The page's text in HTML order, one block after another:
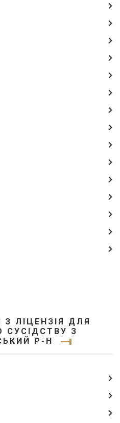
ЛІЦЕНЗІЯ ДЛЯ
СУСІДСТВУ З
Р-Н